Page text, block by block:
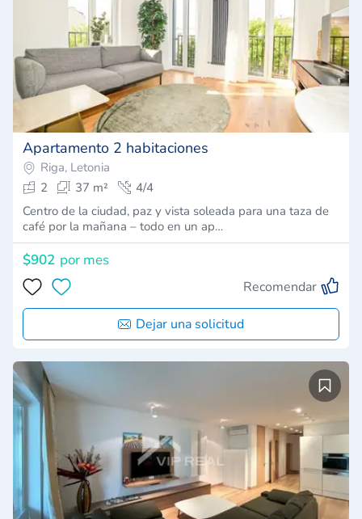
Apartamento 2 habitaciones
Riga, Letonia
2
37 m²
4/4
Centro de la ciudad, paz y vista soleada para una taza de
café por la mañana – todo en un ap…
$902 por mes
Recomendar
Dejar una solicitud